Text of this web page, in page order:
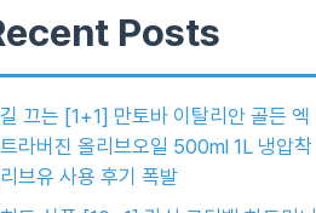
Posts
끄는 [1+1] 만토바 이탈리안 골든 엑
라버진 올리브오일 500ml 1L 냉압착
브유 사용 후기 폭발